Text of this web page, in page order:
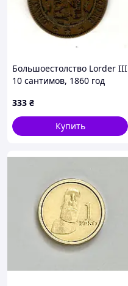
Большоестолство Lorder III
10 сантимов, 1860 год
No3908
333 ₴
Купить